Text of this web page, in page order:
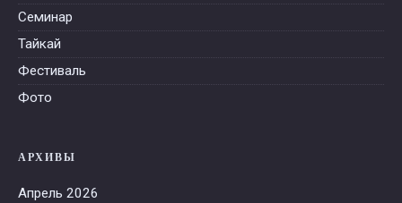
Семинар
Тайкай
Фестиваль
Фото
АРХИВЫ
Апрель 2026